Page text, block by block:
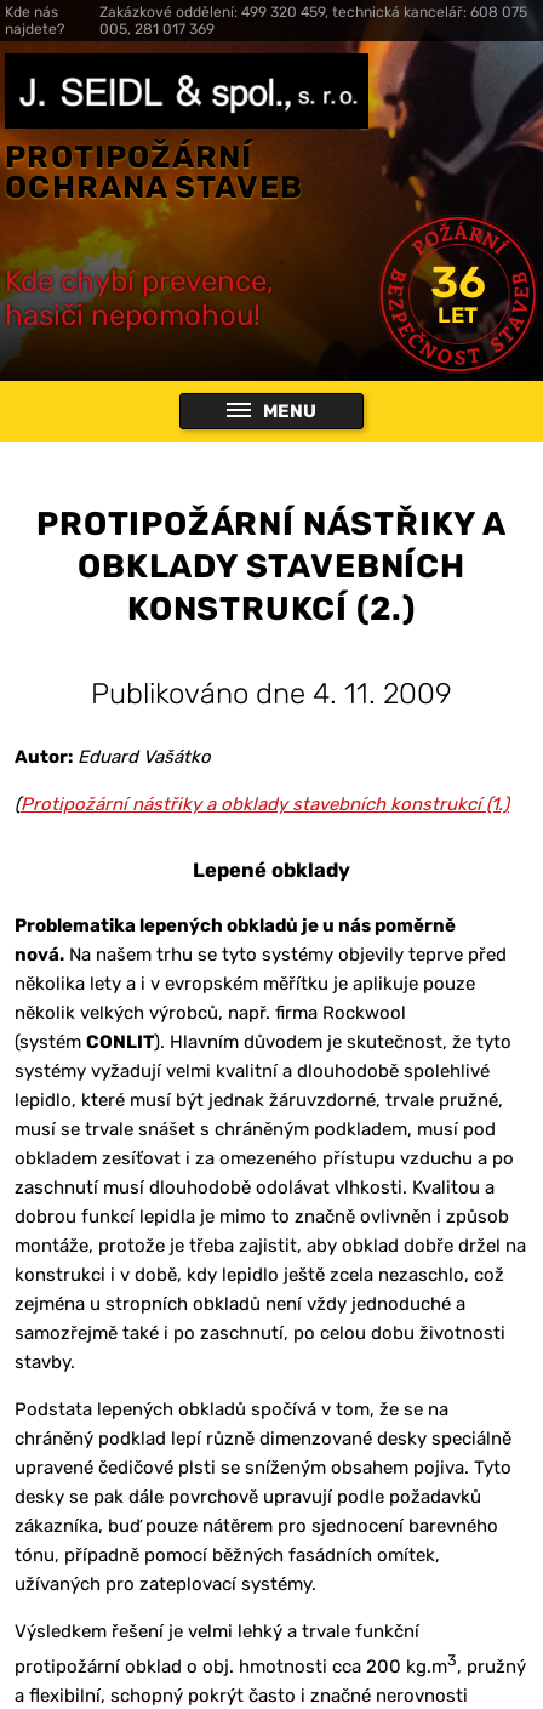
Kde nás
najdete?
Zakázkové oddělení: 499 320 459, technická kancelář: 608 075
005, 281 017 369
PROTIPOŽÁRNÍ
OCHRANA STAVEB
Kde chybí prevence,
hasiči nepomohou!
36
LET
MENU
PROTIPOŽÁRNÍ NÁSTŘIKY A
OBKLADY STAVEBNÍCH
KONSTRUKCÍ (2.)
Publikováno dne 4. 11. 2009
Autor:Eduard Vašátko
(Protipožární nástřiky a obklady stavebních konstrukcí (1.)
Lepené obklady
Problematika lepených obkladů je u nás poměrně
nová.Na našem trhu se tyto systémy objevily teprve před
několika lety a i v evropském měřítku je aplikuje pouze
několik velkých výrobců, např. firma Rockwool
(systém CONLIT). Hlavním důvodem je skutečnost, že tyto
systémy vyžadují velmi kvalitní a dlouhodobě spolehlivé
lepidlo, které musí být jednak žáruvzdorné, trvale pružné,
musí se trvale snášet s chráněným podkladem, musí pod
obkladem zesíťovat i za omezeného přístupu vzduchu a po
zaschnutí musí dlouhodobě odolávat vlhkosti. Kvalitou a
dobrou funkcí lepidla je mimo to značně ovlivněn i způsob
montáže, protože je třeba zajistit, aby obklad dobře držel na
konstrukci i v době, kdy lepidlo ještě zcela nezaschlo, což
zejména u stropních obkladů není vždy jednoduché a
samozřejmě také i po zaschnutí, po celou dobu životnosti
stavby.
Podstata lepených obkladů spočívá v tom, že se na
chráněný podklad lepí různě dimenzované desky speciálně
upravené čedičové plsti se sníženým obsahem pojiva. Tyto
desky se pak dále povrchově upravují podle požadavků
zákazníka, buď pouze nátěrem pro sjednocení barevného
tónu, případně pomocí běžných fasádních omítek,
užívaných pro zateplovací systémy.
Výsledkem řešení je velmi lehký a trvale funkční
protipožární obklad o obj. hmotnosti cca 200 kg.m3, pružný
a flexibilní, schopný pokrýt často i značné nerovnosti